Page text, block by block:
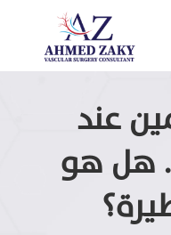
عند
هل هو